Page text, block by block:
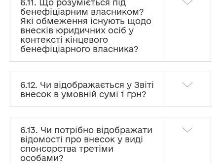
6.11. Що розуміється під
бенефіціарним власником?
Які обмеження існують щодо
внесків юридичних осіб у
контексті кінцевого
бенефіціарного власника?
6.12. Чи відображається у Звіті
внесок в умовній сумі 1 грн?
6.13. Чи потрібно відображати
відомості про внесок у виді
спонсорства третіми
особами?